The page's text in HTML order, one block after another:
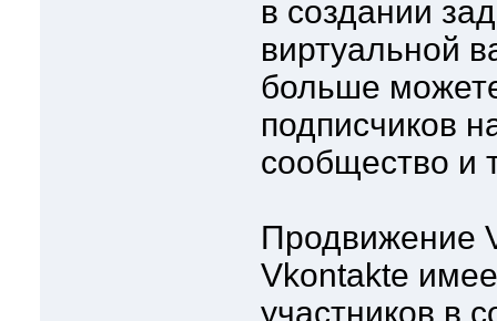
в создании
виртуальной
больше
подписчиков
сообщество и
Продвижение
Vkontakte
участников в